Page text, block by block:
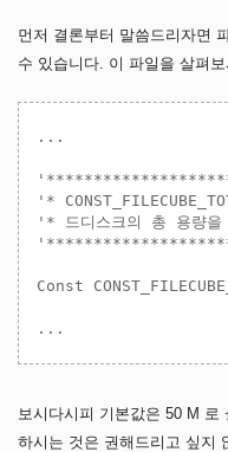
먼저 결론부터 말씀드리자면
수 있습니다. 이 파일을 살펴
...
'*
'* 드디스크의 총 용량
Const
보시다시피 기본값은 50 M
하시는 것은 권해드리고 싶지